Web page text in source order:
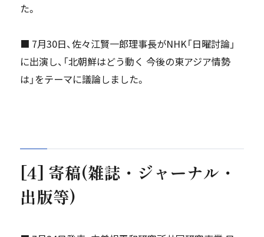
た。
■ 7月30日、佐々江賢一郎理事長がNHK「日曜討論」
に出演し、「北朝鮮はどう動く 今後の東アジア情勢
は」をテーマに議論しました。
[4] 寄稿(雑誌・ジャーナル・
出版等)